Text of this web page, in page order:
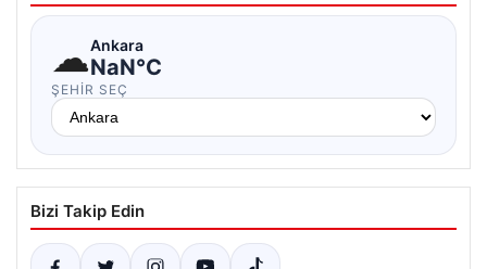
☁Ankara
NaN°C
ŞEHIR SEÇ
Bizi Takip Edin